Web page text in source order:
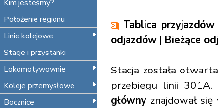
Kim jesteśmy?
Położenie regionu
Linie kolejowe
Stacje i przystanki
Lokomotywownie
Koleje przemysłowe
Bocznice
Tablica przyjazdów
odjazdów | Bieżące
Stacja została
przebiegu linii
główny znajdował